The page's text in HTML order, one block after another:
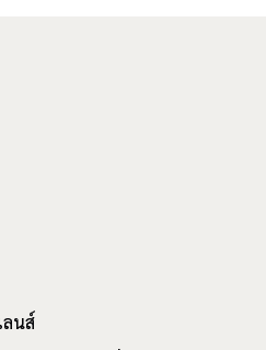
นส์